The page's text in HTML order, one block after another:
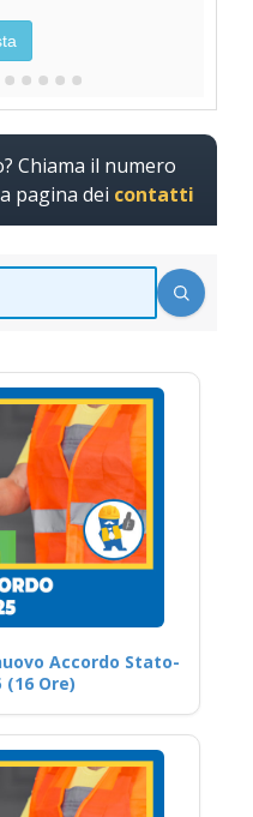
Chiama il numero
pagina dei contatti
Accordo Stato-
(16 Ore)